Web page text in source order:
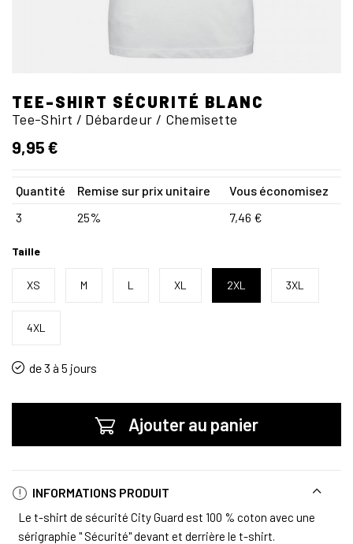
TEE-SHIRT SÉCURITÉ BLANC
Tee-Shirt / Débardeur / Chemisette
9,95 €
Quantité Remise sur prix unitaire
Vous économisez
3
25% 7,46 €
Taille
XS M L XL 2XL 3XL
4XL
de 3 à 5 jours
Ajouter au panier
INFORMATIONS PRODUIT
Le t-shirt de sécurité City Guard est 100 % coton avec une
sérigraphie " Sécurité" devant et derrière le t-shirt.